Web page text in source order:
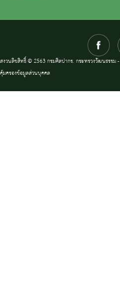
สงวนลิขสิทธิ์ © 2563 กรมศิลปากร. กระทรวงวัฒนธรรม -
คุ้มครองข้อมูลส่วนบุคคล